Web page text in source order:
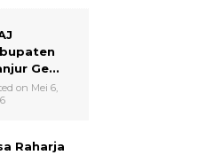
Ge...
on Mei 6,
Raharja